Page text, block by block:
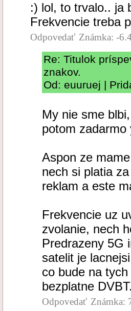
:) lol, to trvalo.. ja
Frekvencie treba
Odpovedať Známka: -
Re: Titulok
znakov.
Od: euuruej |
My nie sme
potom
Aspon ze
nech si platia
reklam a este
Frekvencie uz
zvolanie, nech
Predrazeny 5G
satelit je
co bude na
bezplatne
Odpovedať Známka: